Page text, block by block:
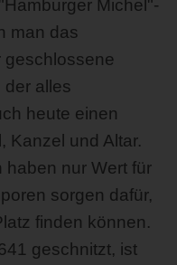
Michel"-
man das
geschlossene
der alles
heute einen
Kanzel und Altar.
haben nur Wert für
sorgen dafür,
finden können.
geschnitzt, ist